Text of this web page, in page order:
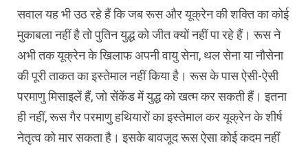
सवाल यह भी उठ रहे हैं कि जब रूस और यूक्रेन की शक्ति का कोई
मुकाबला नहीं है तो पुतिन युद्ध को जीत क्यों नहीं पा रहे हैं। रूस ने
अभी तक यूक्रेन के खिलाफ अपनी वायु सेना, थल सेना या नौसेना
की पूरी ताकत का इस्तेमाल नहीं किया है। रूस के पास ऐसी-ऐसी
परमाणु मिसाइलें हैं, जो सेंकेंड में युद्ध को खत्म कर सकती हैं। इतना
ही नहीं, रूस गैर परमाणु हथियारों का इस्तेमाल कर यूक्रेन के शीर्ष
नेतृत्व को मार सकता है। इसके बावजूद रूस ऐसा कोई कदम नहीं